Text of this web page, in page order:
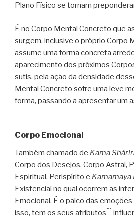
Plano Físico se tornam
É no Corpo Mental Concreto que
surgem, inclusive o próprio Corpo
assume uma forma concreta
aparecimento dos próximos
sutis, pela ação da densidade
Mental Concreto sofre uma leve
forma, passando a apresentar um
Corpo Emocional
Também chamado de Kama
Corpo dos Desejos, Corpo Astral,
Espiritual, Perispírito e Kamamaya
Existencial no qual ocorrem as
Emocional. É o palco das
isso, tem os seus atributos[1]